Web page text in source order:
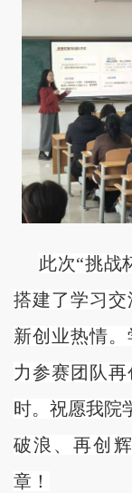
此次“挑战
搭建了学习交
新创业热情
力参赛团队
时。祝愿我院
破浪、再创
章！